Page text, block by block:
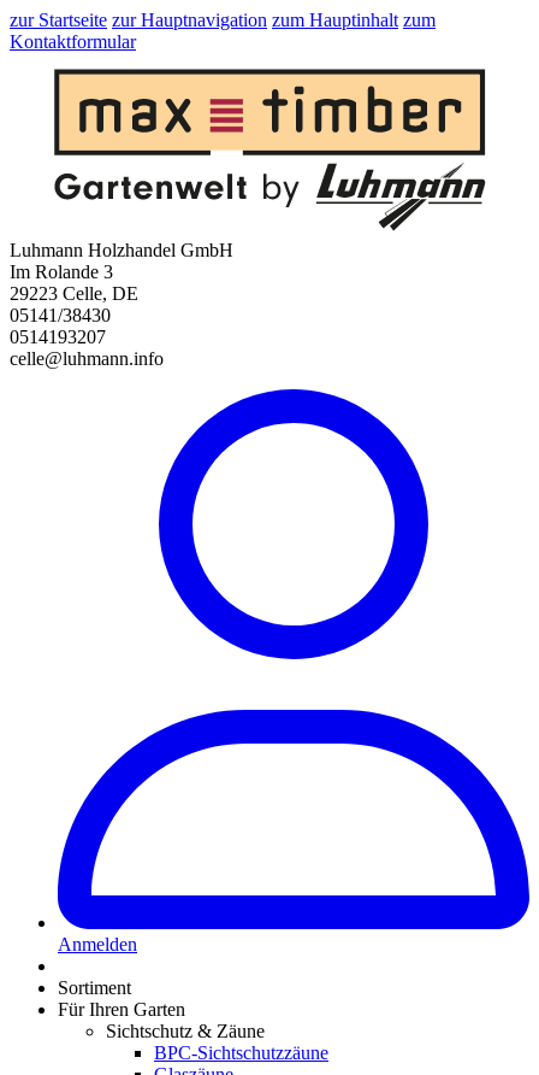
zur Startseite zur Hauptnavigation zum Hauptinhalt zum
Kontaktformular
Luhmann Holzhandel GmbH
Im Rolande 3
29223 Celle, DE
05141/38430
0514193207
celle@luhmann.info
Anmelden
Sortiment
Für Ihren Garten
Sichtschutz & Zäune
BPC-Sichtschutzzäune